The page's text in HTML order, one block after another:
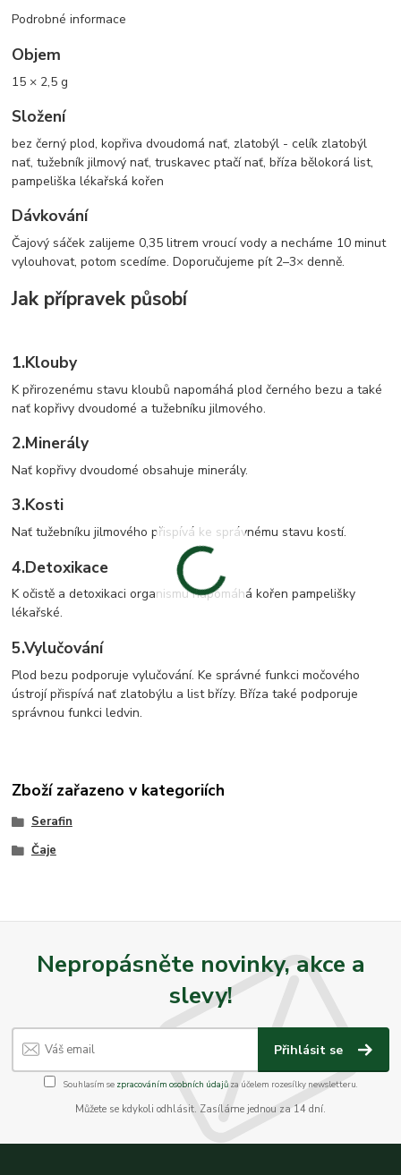
Podrobné informace
Objem
15 × 2,5 g
Složení
bez černý plod, kopřiva dvoudomá nať, zlatobýl - celík zlatobýl
nať, tužebník jilmový nať, truskavec ptačí nať, bříza bělokorá list,
pampeliška lékařská kořen
Dávkování
Čajový sáček zalijeme 0,35 litrem vroucí vody a necháme 10 minut
vylouhovat, potom scedíme. Doporučujeme pít 2–3× denně.
Jak přípravek působí
1.Klouby
K přirozenému stavu kloubů napomáhá plod černého bezu a také
nať kopřivy dvoudomé a tužebníku jilmového.
2.Minerály
Nať kopřivy dvoudomé obsahuje minerály.
3.Kosti
Nať tužebníku jilmového přispívá ke správnému stavu kostí.
4.Detoxikace
K očistě a detoxikaci organismu napomáhá kořen pampelišky
lékařské.
5.Vylučování
Plod bezu podporuje vylučování. Ke správné funkci močového
ústrojí přispívá nať zlatobýlu a list břízy. Bříza také podporuje
správnou funkci ledvin.
Zboží zařazeno v kategoriích
Serafin
Čaje
Nepropásněte novinky, akce a
slevy!
Přihlásit se
Souhlasím se zpracováním osobních údajůza účelem rozesílky newsletteru.
Můžete se kdykoli odhlásit. Zasíláme jednou za 14 dní.